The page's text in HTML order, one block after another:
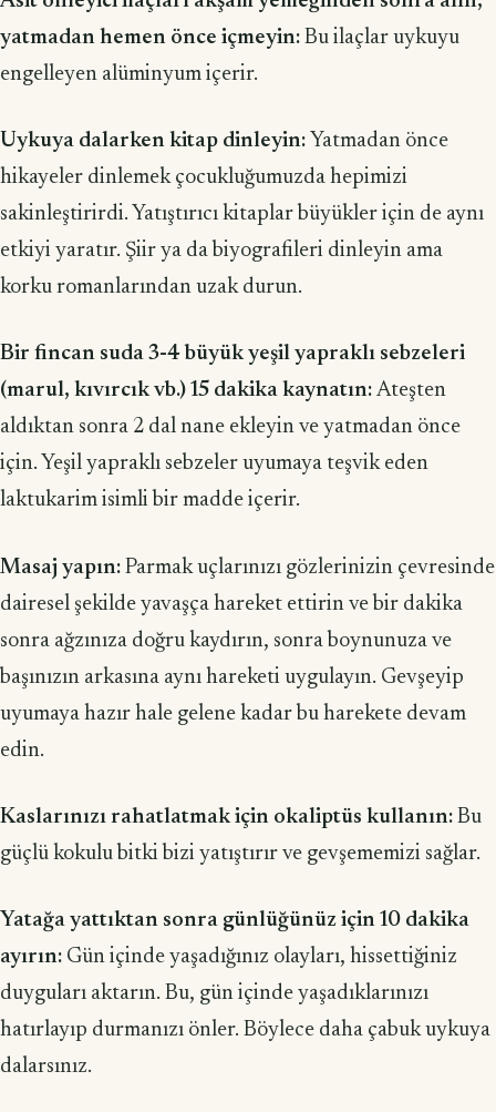
yatmadan hemen önce içmeyin: Bu ilaçlar uykuyu
engelleyen alüminyum içerir.
Uykuya dalarken kitap dinleyin: Yatmadan önce
hikayeler dinlemek çocukluğumuzda hepimizi
sakinleştirirdi. Yatıştırıcı kitaplar büyükler için de aynı
etkiyi yaratır. Şiir ya da biyografileri dinleyin ama
korku romanlarından uzak durun.
Bir fincan suda 3-4 büyük yeşil yapraklı sebzeleri
(marul, kıvırcık vb.) 15 dakika kaynatın: Ateşten
aldıktan sonra 2 dal nane ekleyin ve yatmadan önce
için. Yeşil yapraklı sebzeler uyumaya teşvik eden
laktukarim isimli bir madde içerir.
Masaj yapın: Parmak uçlarınızı gözlerinizin çevresinde
dairesel şekilde yavaşça hareket ettirin ve bir dakika
sonra ağzınıza doğru kaydırın, sonra boynunuza ve
başınızın arkasına aynı hareketi uygulayın. Gevşeyip
uyumaya hazır hale gelene kadar bu harekete devam
edin.
Kaslarınızı rahatlatmak için okaliptüs kullanın: Bu
güçlü kokulu bitki bizi yatıştırır ve gevşememizi sağlar.
Yatağa yattıktan sonra günlüğünüz için 10 dakika
ayırın: Gün içinde yaşadığınız olayları, hissettiğiniz
duyguları aktarın. Bu, gün içinde yaşadıklarınızı
hatırlayıp durmanızı önler. Böylece daha çabuk uykuya
dalarsınız.